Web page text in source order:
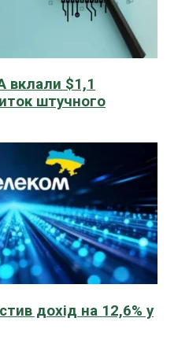
вклали $1,1
штучного
дохід на 12,6% у